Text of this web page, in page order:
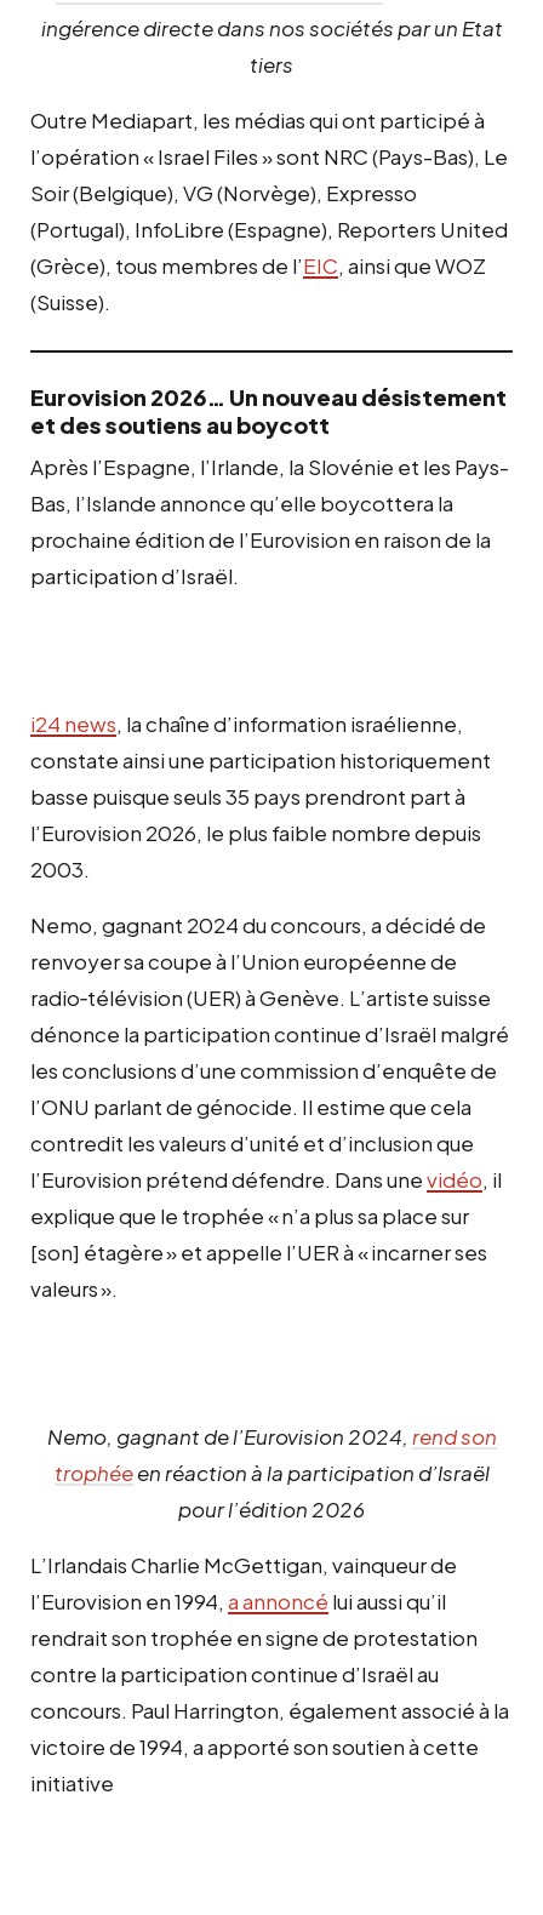
ingérence directe dans nos sociétés par un Etat
tiers
Outre Mediapart, les médias qui ont participé à
l’opération « Israel Files » sont NRC (Pays-Bas), Le
Soir (Belgique), VG (Norvège), Expresso
(Portugal), InfoLibre (Espagne), Reporters United
(Grèce), tous membres de l’EIC, ainsi que WOZ
(Suisse).
Eurovision 2026… Un nouveau désistement
et des soutiens au boycott
Après l’Espagne, l’Irlande, la Slovénie et les Pays-
Bas, l’Islande annonce qu’elle boycottera la
prochaine édition de l’Eurovision en raison de la
participation d’Israël.
i24 news, la chaîne d’information israélienne,
constate ainsi une participation historiquement
basse puisque seuls 35 pays prendront part à
l’Eurovision 2026, le plus faible nombre depuis
2003.
Nemo, gagnant 2024 du concours, a décidé de
renvoyer sa coupe à l’Union européenne de
radio‑télévision (UER) à Genève. L’artiste suisse
dénonce la participation continue d’Israël malgré
les conclusions d’une commission d’enquête de
l’ONU parlant de génocide. Il estime que cela
contredit les valeurs d’unité et d’inclusion que
l’Eurovision prétend défendre. Dans unevidéo, il
explique que le trophée « n’a plus sa place sur
[son] étagère » et appelle l’UER à « incarner ses
valeurs ».
Nemo, gagnant de l’Eurovision 2024, rend son
trophéeen réaction à la participation d’Israël
pour l’édition 2026
L’Irlandais Charlie McGettigan, vainqueur de
l’Eurovision en 1994, a annoncé lui aussi qu’il
rendrait son trophée en signe de protestation
contre la participation continue d’Israël au
concours. Paul Harrington, également associé à la
victoire de 1994, a apporté son soutien à cette
initiative